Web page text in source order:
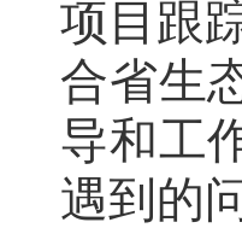
项目跟
合省生
导和工
遇到的